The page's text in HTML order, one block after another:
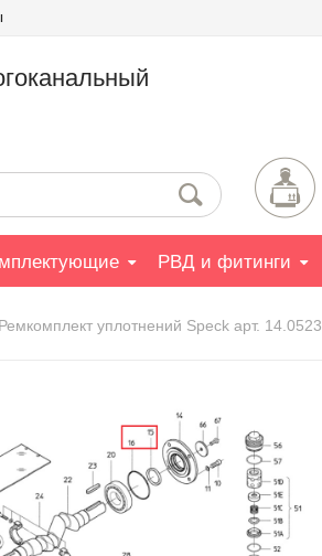
РВД и фитинги
Ремкомплект уплотнений Speck арт. 14.0523